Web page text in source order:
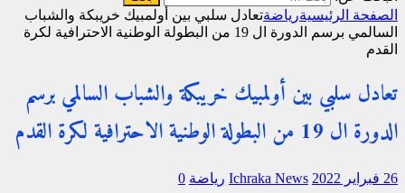
الصفحة الرئيسيةرياضةتعادل سلبي بين أولمبيك خريبكة والشباب
السالمي برسم الدورة ال 19 من البطولة الوطنية الاحترافية لكرة
القدم
تعادل سلبي بين أولمبيك خريبكة والشباب السالمي برسم
الدورة ال 19 من البطولة الوطنية الاحترافية لكرة القدم
26 فبراير 2022 Ichraka News رياضة 0